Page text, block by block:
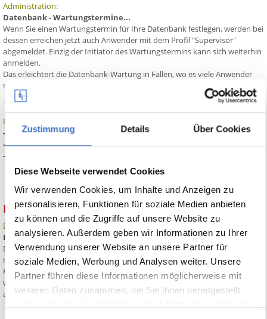
Zustimmung Details Über Cookies
Diese Webseite verwendet Cookies
Wir verwenden Cookies, um Inhalte und Anzeigen zu
personalisieren, Funktionen für soziale Medien anbieten
zu können und die Zugriffe auf unsere Website zu
analysieren. Außerdem geben wir Informationen zu Ihrer
Verwendung unserer Website an unsere Partner für
soziale Medien, Werbung und Analysen weiter. Unsere
Partner führen diese Informationen möglicherweise mit
weiteren Daten zusammen, die Sie ihnen bereitgestellt
Administration:
Datenbank - Wartungstermine...
Wenn Sie einen Wartungstermin für Ihre Datenbank festlegen, werden bei
dessen erreichen jetzt auch Anwender mit dem Profil "Supervisor"
abgemeldet. Einzig der Initiator des Wartungstermins kann sich weiterhin
anmelden.
Das erleichtert die Datenbank-Wartung in Fällen, wo es viele Anwender
mit Administrator-Rechten gibt.
Datenmodell-Erweiterungen:
- KursAbschnitt.AbschnittNr, numerisch
- KursAbschnitt.AnzahlStunden, numerisch
- KursAbschnitt.Preis, numerisch
Build 9490
Datenbank:
Bereinigung Bearbeitungsprotokoll
Das Protokoll zur Dokumentation von Datenänderungen kann schon bei
mittleren Unternehmensgrössen ein enormes Volumen erreichen. Die
Funktion zur Bereinigung des Protokolls musste bisher manuell gestartet
werden. Um diesen Vorgang zu automatisieren, kann die Bereinigung jetzt
auch über einen geplanten Windows-Task durchgeführt werden.